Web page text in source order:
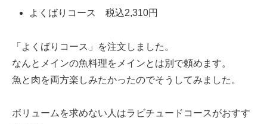
よくばりコース 税込2,310円
「よくばりコース」を注文しました。
なんとメインの魚料理をメインとは別で頼めます。
魚と肉を両方楽しみたかったのでそうしてみました。
ボリュームを求めない人はラビチュードコースがおすす